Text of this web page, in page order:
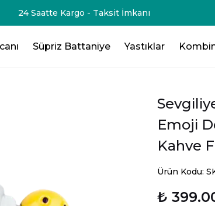
Ürün Al - 125₺ 💸- 4 Ürün Al -200₺ 💸- 5 Ürün Al -
Süpriz Battaniye Yastıklar
Emoji
Kahve
Ürün Kodu:
₺